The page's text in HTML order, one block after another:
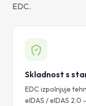
EDC.
Skladnost s
EDC izpolnjuje
eIDAS / eIDAS